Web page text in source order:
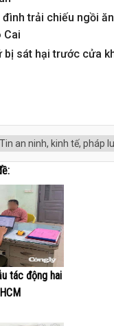
trải chiếu ngồi
Cai
bị sát hại trước cửa
Tin an ninh, kinh tế, pháp
tác động hai